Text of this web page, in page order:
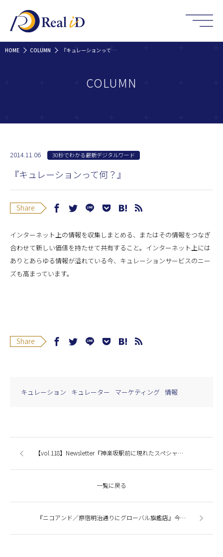
HOME COLUMN 『キュレーションって何？』
COLUMN
2014.11.06 30秒でわかる最新デジタルワード
『キュレーションって何？』
Share
インターネット上の情報を収集しまとめる、またはその情報をつなぎ
合わせて新しい価値を持たせて共有すること。インターネット上には
ありとあらゆる情報が溢れている今、キュレーションサービスのニー
ズも高まっています。
Share
キュレーション キュレーター マーケティング 情報
【vol.118】Newsletter『神楽坂駅前に現れたスペシャリティストア「la kagu（ラカグ）」に行ってみました。』
一覧に戻る
『ニコアンド／原宿明治通りにグローバル旗艦店』今週の商業施設ニューストピックスまとめ（2014.11.4発行）